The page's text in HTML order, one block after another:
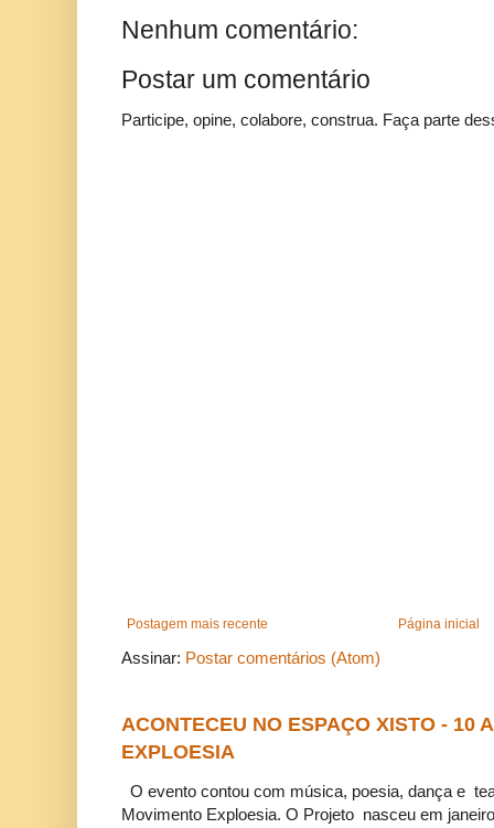
Nenhum comentário:
Postar um comentário
Participe, opine, colabore, construa. Faça parte
Postagem mais recente Página inicial
Assinar: Postar comentários (Atom)
ACONTECEU NO ESPAÇO XISTO - 10
EXPLOESIA
O evento contou com música, poesia, dança e
Movimento Exploesia. O Projeto nasceu em